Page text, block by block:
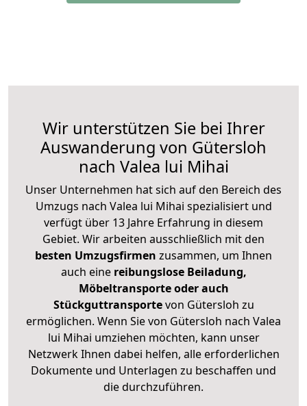
Wir unterstützen Sie bei Ihrer
Auswanderung von Gütersloh
nach Valea lui Mihai
Unser Unternehmen hat sich auf den Bereich des
Umzugs nach Valea lui Mihai spezialisiert und
verfügt über 13 Jahre Erfahrung in diesem
Gebiet. Wir arbeiten ausschließlich mit den
besten Umzugsfirmen zusammen, um Ihnen
auch eine reibungslose Beiladung,
Möbeltransporte oder auch
Stückguttransportevon Gütersloh zu
ermöglichen. Wenn Sie von Gütersloh nach Valea
lui Mihai umziehen möchten, kann unser
Netzwerk Ihnen dabei helfen, alle erforderlichen
Dokumente und Unterlagen zu beschaffen und
die durchzuführen.